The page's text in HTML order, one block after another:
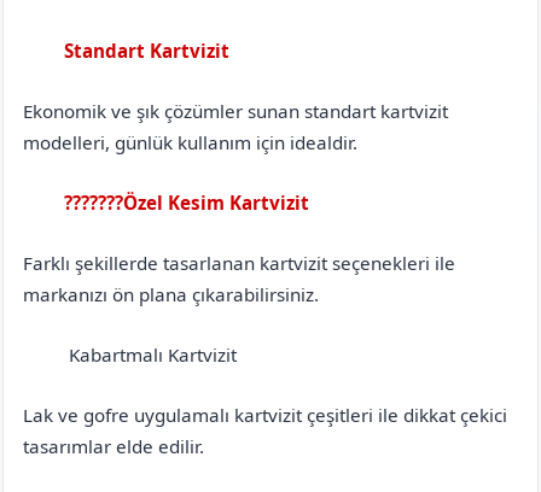
Standart Kartvizit
Ekonomik ve şık çözümler sunan standart kartvizit
modelleri, günlük kullanım için idealdir.
???????Özel Kesim Kartvizit
Farklı şekillerde tasarlanan kartvizit seçenekleri ile
markanızı ön plana çıkarabilirsiniz.
Kabartmalı Kartvizit
Lak ve gofre uygulamalı kartvizit çeşitleri ile dikkat çekici
tasarımlar elde edilir.